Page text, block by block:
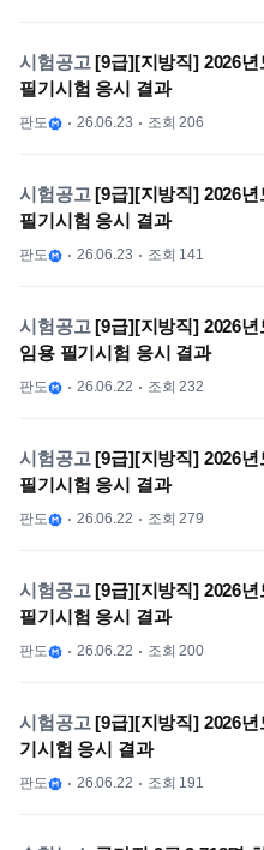
시험공고 [9급][지방직] 2026
필기시험 응시 결과
판도 26.06.23 조회 206
시험공고 [9급][지방직] 2026
필기시험 응시 결과
판도 26.06.23 조회 141
시험공고 [9급][지방직] 2026
임용 필기시험 응시 결과
판도 26.06.22 조회 232
시험공고 [9급][지방직] 2026
필기시험 응시 결과
판도 26.06.22 조회 279
시험공고 [9급][지방직] 2026
필기시험 응시 결과
판도 26.06.22 조회 200
시험공고 [9급][지방직] 2026
기시험 응시 결과
판도 26.06.22 조회 191